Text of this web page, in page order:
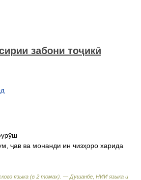
забони тоҷикӣ
ҷав ва монанди ин чизҳоро харида
языка (в 2 томах). — Душанбе, НИИ языка и